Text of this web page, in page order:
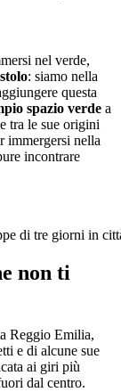
nel verde,
: siamo nella
questa
spazio verde a
tra le sue origini
immergersi nella
incontrare
di tre giorni in
non ti
Reggio Emilia,
e di alcune sue
ai giri più
dal centro.